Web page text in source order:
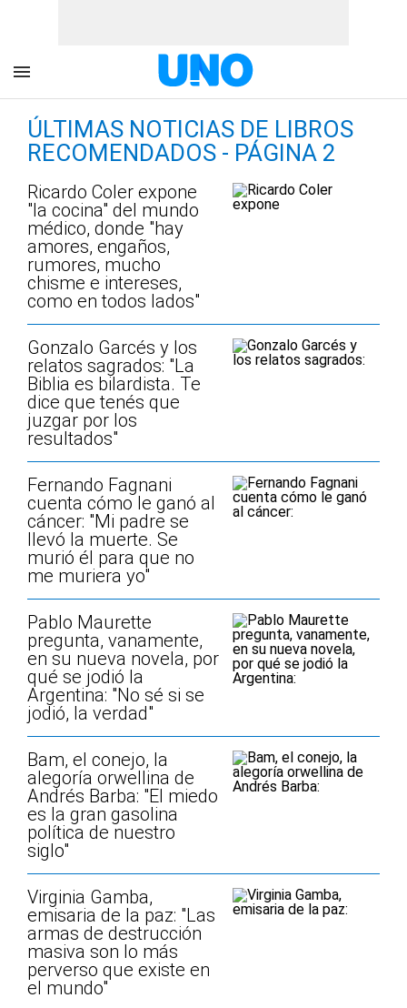
ÚLTIMAS NOTICIAS DE LIBROS
RECOMENDADOS - PÁGINA 2
Ricardo Coler expone
"la cocina" del mundo
médico, donde "hay
amores, engaños,
rumores, mucho
chisme e intereses,
como en todos lados"
Gonzalo Garcés y los
relatos sagrados: "La
Biblia es bilardista. Te
dice que tenés que
juzgar por los
resultados"
Fernando Fagnani
cuenta cómo le ganó al
cáncer: "Mi padre se
llevó la muerte. Se
murió él para que no
me muriera yo"
Pablo Maurette
pregunta, vanamente,
en su nueva novela, por
qué se jodió la
Argentina: "No sé si se
jodió, la verdad"
Bam, el conejo, la
alegoría orwellina de
Andrés Barba: "El miedo
es la gran gasolina
política de nuestro
siglo"
Virginia Gamba,
emisaria de la paz: "Las
armas de destrucción
masiva son lo más
perverso que existe en
el mundo"